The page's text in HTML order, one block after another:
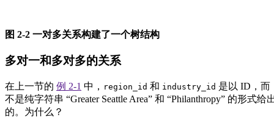
图 2-2 一对多关系构建了一个树结构
多对一和多对多的关系
在上一节的 例 2-1 中， region_id 和 industry_id 是以 ID，而
不是纯字符串 “Greater Seattle Area” 和 “Philanthropy” 的形式给
的。为什么？